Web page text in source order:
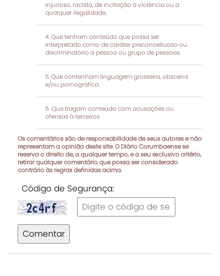
injurioso, racista, de incitação à violência ou a
qualquer ilegalidade.
Que tenham conteúdo que possa ser
interpretado como de caráter preconceituoso ou
discriminatório a pessoa ou grupo de pessoas.
Que contenham linguagem grosseira, obscena
e/ou pornográfica.
Que tragam conteúdo com acusações ou
ofensas à terceiros
Os comentários são de responsabilidade de seus autores e não
representam a opinião deste site. O Diário Corumbaense se
reserva o direito de, a qualquer tempo, e a seu exclusivo critério,
retirar qualquer comentário que possa ser considerado
contrário às regras definidas acima.
Código de Segurança:
Comentar